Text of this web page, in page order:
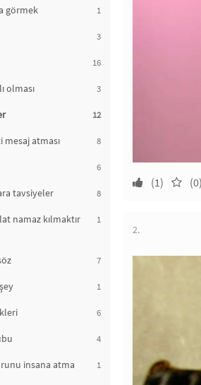
görmek 1
3
16
olması 3
12
mesaj atması 8
6
tavsiyeler 8
namaz kılmaktır
1
7
1
6
4
insana atma
1
(1)
2.